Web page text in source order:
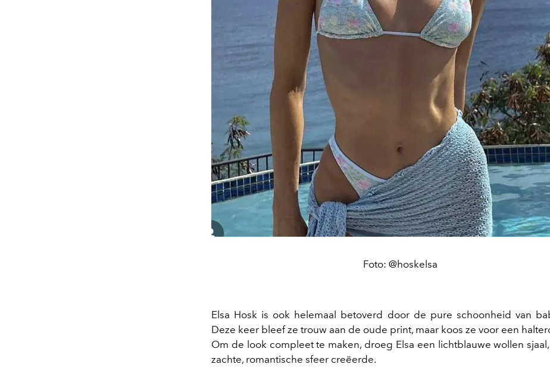
Foto: @hoskelsa
Elsa Hosk is ook helemaal betoverd door de pure schoonheid van
Deze keer bleef ze trouw aan de oude print, maar koos ze voor een
Om de look compleet te maken, droeg Elsa een lichtblauwe wollen
zachte, romantische sfeer creëerde.